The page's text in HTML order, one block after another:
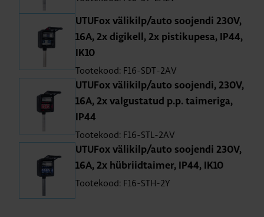
UTU­Fox väli­kilp/auto soo­jendi 230V,
16A, 2x digi­kell, 2x pis­ti­ku­pesa, IP44,
IK10
Tootekood: F16-SDT-2AV
UTU­Fox väli­kilp/auto soo­jendi, 230V,
16A, 2x val­gus­ta­tud p.p. tai­meriga,
IP44
Tootekood: F16-STL-2AV
UTU­Fox väli­kilp/auto soo­jendi 230V,
16A, 2x hüb­riid­tai­mer, IP44, IK10
Tootekood: F16-STH-2Y